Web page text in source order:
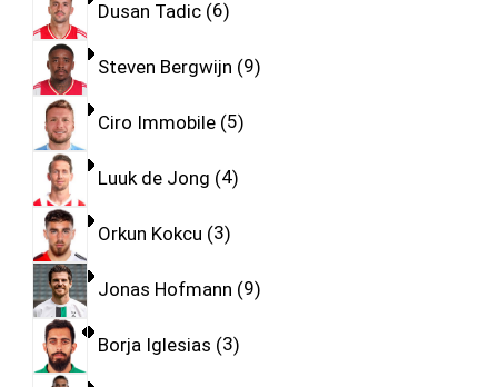
Dusan Tadic 6
Steven Bergwijn 9
Ciro Immobile 5
Luuk de Jong 4
Orkun Kokcu 3
Jonas Hofmann 9
Borja Iglesias 3